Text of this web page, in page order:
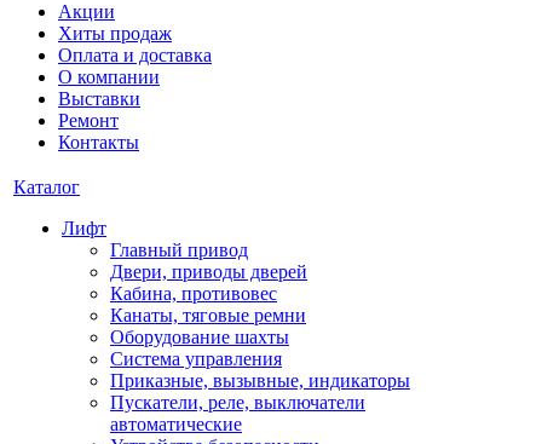
Акции
Хиты продаж
Оплата и доставка
О компании
Выставки
Ремонт
Контакты
Каталог
Лифт
Главный привод
Двери, приводы дверей
Кабина, противовес
Канаты, тяговые ремни
Оборудование шахты
Система управления
Приказные, вызывные, индикаторы
Пускатели, реле, выключатели
автоматические